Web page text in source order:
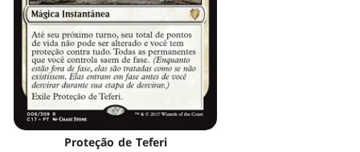
Proteção de Teferi